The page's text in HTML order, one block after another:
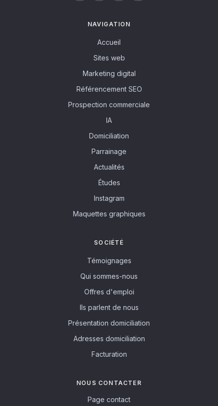
NAVIGATION
Accueil
Sites web
Marketing digital
Référencement SEO
Prospection commerciale
IA
Domiciliation
Parrainage
Actualités
Études
Instagram
Maquettes graphiques
SOCIÉTÉ
Témoignages
Qui sommes-nous
Offres d'emploi
Ils parlent de nous
Présentation domiciliation
Adresses domiciliation
Facturation
NOUS CONTACTER
Page contact